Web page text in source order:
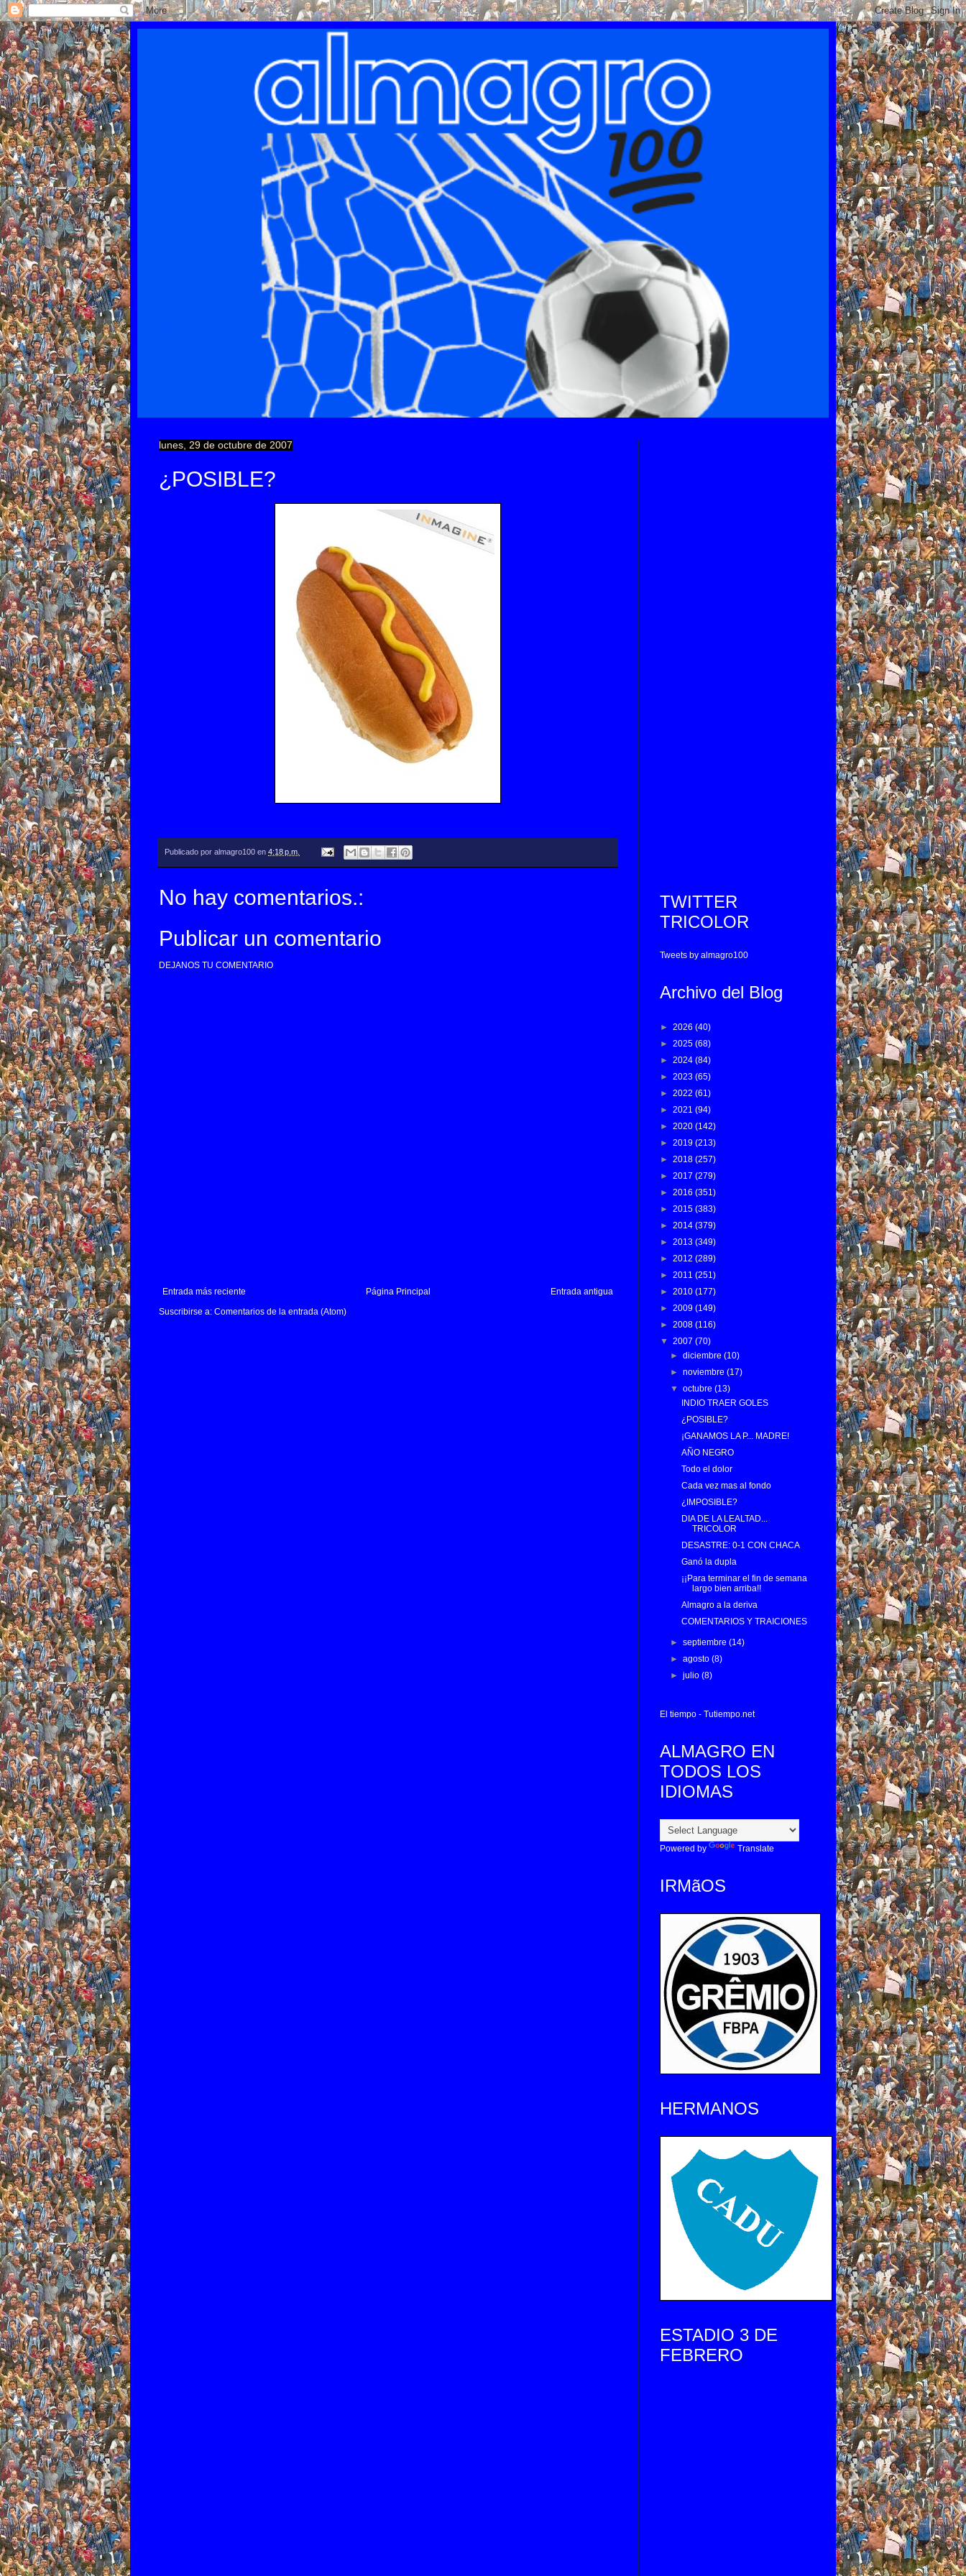
lunes, 29 de octubre de 2007
¿POSIBLE?
Publicado por almagro100 en 4:18 p.m.
No hay comentarios.:
Publicar un comentario
DEJANOS TU COMENTARIO
Entrada más reciente Entrada antigua
Página Principal
Suscribirse a: Comentarios de la entrada (Atom)
TWITTER
TRICOLOR
Tweets by almagro100
Archivo del Blog
► 2026 (40)
► 2025 (68)
► 2024 (84)
► 2023 (65)
► 2022 (61)
► 2021 (94)
► 2020 (142)
► 2019 (213)
► 2018 (257)
► 2017 (279)
► 2016 (351)
► 2015 (383)
► 2014 (379)
► 2013 (349)
► 2012 (289)
► 2011 (251)
► 2010 (177)
► 2009 (149)
► 2008 (116)
▼ 2007 (70)
►diciembre(10)
►noviembre(17)
▼octubre(13)
INDIO TRAER GOLES
¿POSIBLE?
¡GANAMOS LA P... MADRE!
AÑO NEGRO
Todo el dolor
Cada vez mas al fondo
¿IMPOSIBLE?
DIA DE LA LEALTAD...
TRICOLOR
DESASTRE: 0-1 CON CHACA
Ganó la dupla
¡¡Para terminar el fin de semana
largo bien arriba!!
Almagro a la deriva
COMENTARIOS Y TRAICIONES
►septiembre(14)
►agosto(8)
►julio(8)
El tiempo - Tutiempo.net
ALMAGRO EN
TODOS LOS
IDIOMAS
Powered by Translate
IRMãOS
HERMANOS
ESTADIO 3 DE
FEBRERO